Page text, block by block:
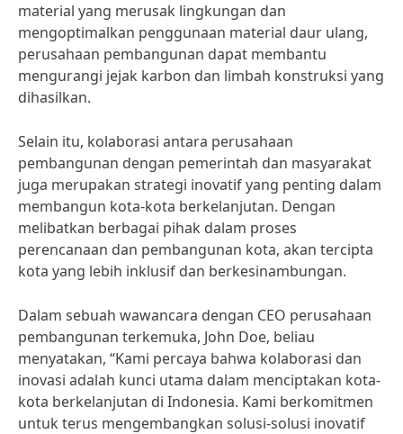
material yang merusak lingkungan dan
mengoptimalkan penggunaan material daur ulang,
perusahaan pembangunan dapat membantu
mengurangi jejak karbon dan limbah konstruksi yang
dihasilkan.
Selain itu, kolaborasi antara perusahaan
pembangunan dengan pemerintah dan masyarakat
juga merupakan strategi inovatif yang penting dalam
membangun kota-kota berkelanjutan. Dengan
melibatkan berbagai pihak dalam proses
perencanaan dan pembangunan kota, akan tercipta
kota yang lebih inklusif dan berkesinambungan.
Dalam sebuah wawancara dengan CEO perusahaan
pembangunan terkemuka, John Doe, beliau
menyatakan, “Kami percaya bahwa kolaborasi dan
inovasi adalah kunci utama dalam menciptakan kota-
kota berkelanjutan di Indonesia. Kami berkomitmen
untuk terus mengembangkan solusi-solusi inovatif